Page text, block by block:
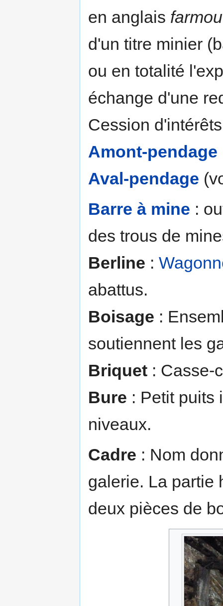
en anglais
d'un titre minier
ou en totalité
échange d'une
Cession
Amont-pendage
Aval-pendage
Barre à mine :
des trous de
Berline :
abattus.
Boisage :
soutiennent les
Briquet : Casse-
Bure : Petit puits
niveaux.
Cadre : Nom
galerie. La partie
deux pièces de